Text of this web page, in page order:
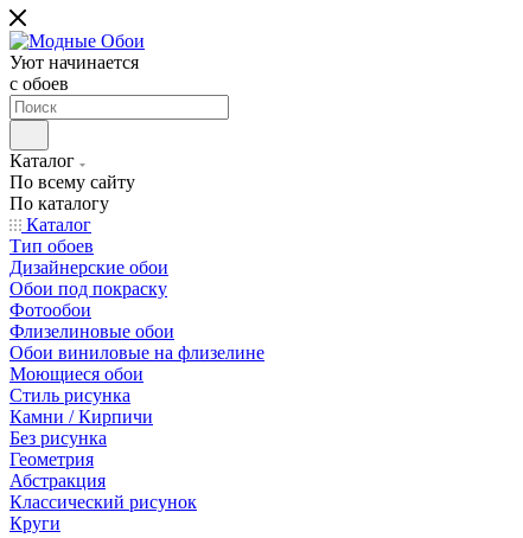
Уют начинается
c обоев
Каталог
По всему сайту
По каталогу
Каталог
Тип обоев
Дизайнерские обои
Обои под покраску
Фотообои
Флизелиновые обои
Обои виниловые на флизелине
Моющиеся обои
Стиль рисунка
Камни / Кирпичи
Без рисунка
Геометрия
Абстракция
Классический рисунок
Круги